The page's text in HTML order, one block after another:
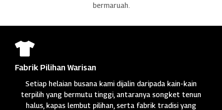
bermaruah.

Fabrik Pilihan Warisan
Setiap helaian busana kami dijalin daripada kain-kain
terpilih yang bermutu tinggi, antaranya songket tenun
halus, kapas lembut pilihan, serta fabrik tradisi yang